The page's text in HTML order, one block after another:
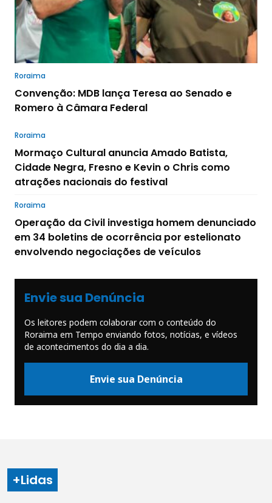
Roraima
Convenção: MDB lança Teresa ao Senado e
Romero à Câmara Federal
Roraima
Mormaço Cultural anuncia Amado Batista,
Cidade Negra, Fresno e Kevin o Chris como
atrações nacionais do festival
Roraima
Operação da Civil investiga homem denunciado
em 34 boletins de ocorrência por estelionato
envolvendo negociações de veículos
Envie sua Denúncia
Os leitores podem colaborar com o conteúdo do
Roraima em Tempo enviando fotos, notícias, e vídeos
de acontecimentos do dia a dia.
Envie sua Denúncia
+Lidas